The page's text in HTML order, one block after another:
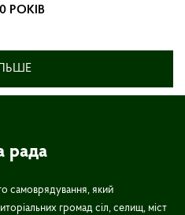
РОКІВ
рада
самоврядування, який
громад сіл, селищ, міст